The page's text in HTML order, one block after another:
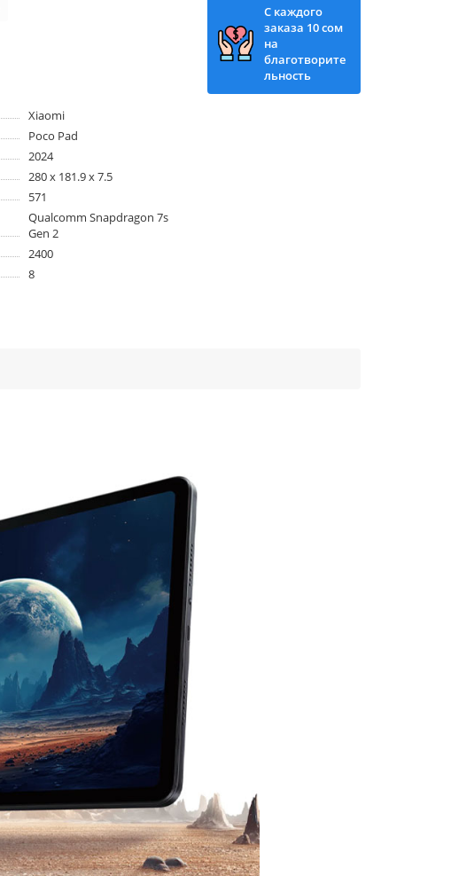
Xiaomi
Poco Pad
2024
280 x 181.9 x 7.5
571
Qualcomm Snapdragon 7s
Gen 2
2400
8
С каждого
заказа 10 сом
на
благотворите
льность